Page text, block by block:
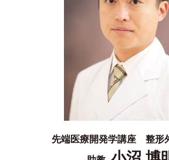
先端医療開発学講座 整形